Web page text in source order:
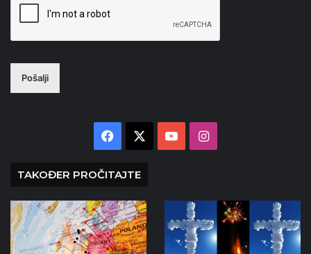
Pošalji
Facebook YouTubeInstagram
TAKOĐER PROČITAJTE